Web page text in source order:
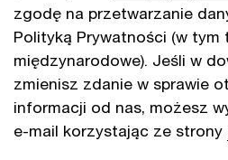
zgodę na przetwarzanie
Polityką Prywatności (w tym
międzynarodowe). Jeśli w
zmienisz zdanie w sprawie
informacji od nas, możesz
e-mail korzystając ze strony